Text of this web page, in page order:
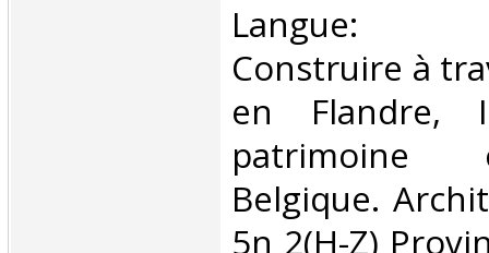
‎Langue:
Construire à
en Flandre,
patrimoine
Belgique.
5n 2(H-Z)